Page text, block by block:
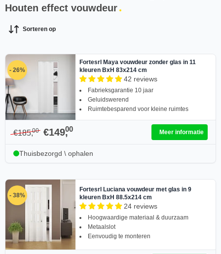
Houten effect vouwdeur
Sorteren op
- 26%
Fortesrl Maya vouwdeur zonder glas in 11
kleuren BxH 83x214 cm
42 reviews
Fabrieksgarantie 10 jaar
Geluidswerend
Ruimtebesparend voor kleine ruimtes
€185,00 €149,
00 Meer informatie
Thuisbezorgd \ ophalen
- 38%
Fortesrl Luciana vouwdeur met glas in 9
kleuren BxH 88.5x214 cm
24 reviews
Hoogwaardige materiaal & duurzaam
Metaalslot
Eenvoudig te monteren